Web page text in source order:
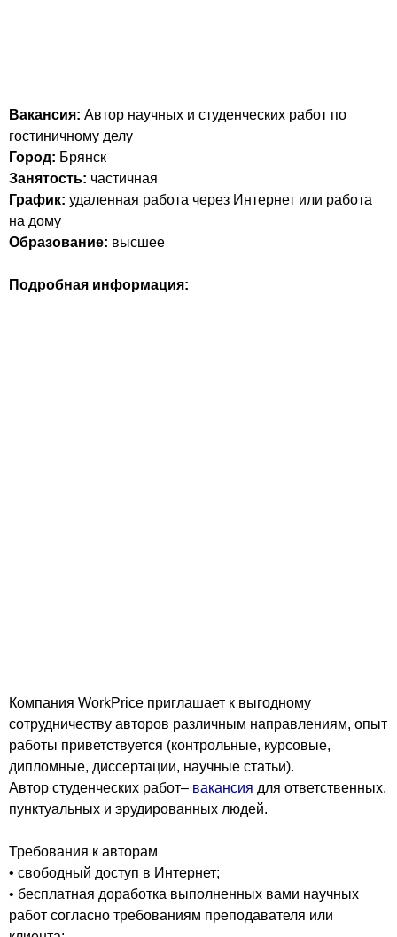
Вакансия: Автор научных и студенческих работ по
гостиничному делу
Город: Брянск
Занятость: частичная
График: удаленная работа через Интернет или работа
на дому
Образование: высшее
Подробная информация:
Компания WorkPrice приглашает к выгодному
сотрудничеству авторов различным направлениям, опыт
работы приветствуется (контрольные, курсовые,
дипломные, диссертации, научные статьи).
Автор студенческих работ– вакансия для ответственных,
пунктуальных и эрудированных людей.
Требования к авторам
• свободный доступ в Интернет;
• бесплатная доработка выполненных вами научных
работ согласно требованиям преподавателя или